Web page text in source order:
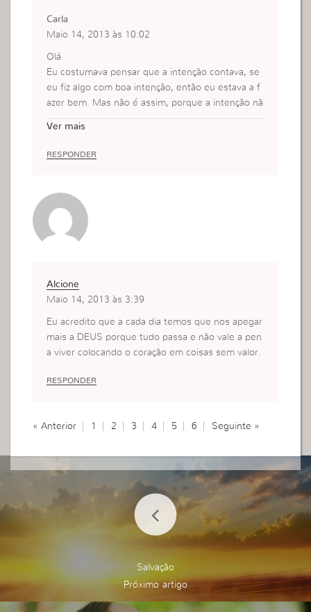
mulheres virtuosas e prontas para servi-Lo.
Carla
Maio 14, 2013 às 10:02
Olá
Eu costumava pensar que a intenção contava, se
eu fiz algo com boa intenção, então eu estava a f
azer bem. Mas não é assim, porque a intenção nã
Ver mais
RESPONDER
Alcione
Maio 14, 2013 às 3:39
Eu acredito que a cada dia temos que nos apegar
mais a DEUS porque tudo passa e não vale a pen
a viver colocando o coração em coisas sem valor.
RESPONDER
« Anterior 1 2 3 4 5 6 Seguinte »
Salvação